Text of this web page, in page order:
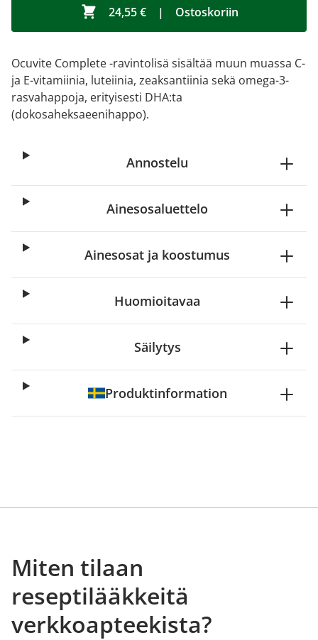
24,55 € | Ostoskoriin
Ocuvite Complete -ravintolisä sisältää muun muassa C-
ja E-vitamiinia, luteiinia, zeaksantiinia sekä omega-3-
rasvahappoja, erityisesti DHA:ta
(dokosaheksaeenihappo).
Annostelu
Ainesosaluettelo
Ainesosat ja koostumus
Huomioitavaa
Säilytys
Produktinformation
Miten tilaan
reseptilääkkeitä
verkkoapteekista?